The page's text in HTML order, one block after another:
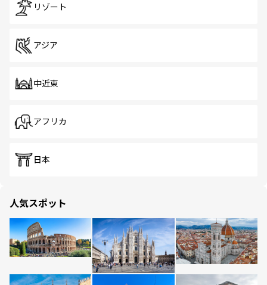
リゾート
アジア
中近東
アフリカ
日本
人気スポット